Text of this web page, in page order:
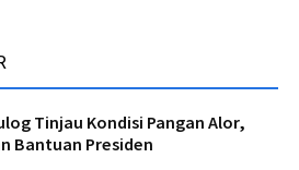
Tinjau Kondisi Pangan Alor,
Bantuan Presiden